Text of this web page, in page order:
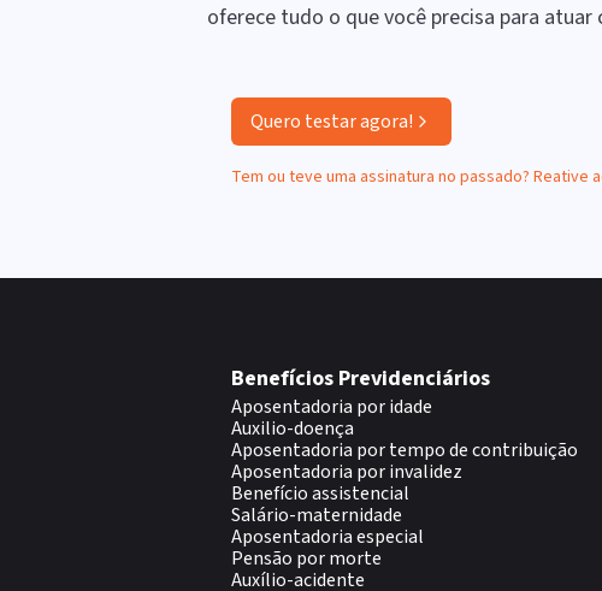
oferece tudo o que você precisa para atuar
Quero testar agora!
Tem ou teve uma assinatura no passado? Reative
Benefícios Previdenciários
Aposentadoria por idade
Auxilio-doença
Aposentadoria por tempo de contribuição
Aposentadoria por invalidez
Benefício assistencial
Salário-maternidade
Aposentadoria especial
Pensão por morte
Auxílio-acidente